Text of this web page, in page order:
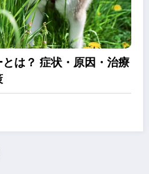
は？ 症状・原因・治療